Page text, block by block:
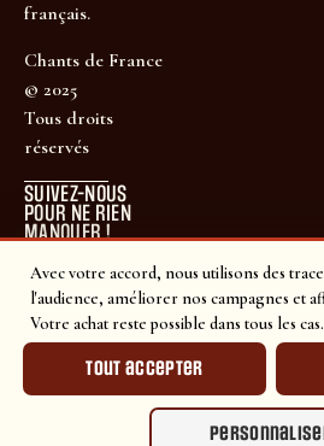
Avec votre accord, nous utilisons des
l'audience, améliorer nos campagnes et
Votre achat reste possible dans tous les cas.
Tout accepter
français.
Chants de France
© 2025
Tous droits
réservés
SUIVEZ-NOUS
POUR NE RIEN
MANQUER !